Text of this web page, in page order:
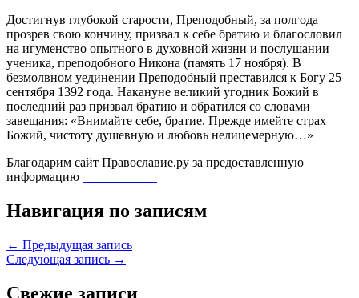
Достигнув глубокой старости, Преподобный, за полгода
прозрев свою кончину, призвал к себе братию и благословил
на игуменство опытного в духовной жизни и послушании
ученика, преподобного Никона (память 17 ноября). В
безмолвном уединении Преподобный преставился к Богу 25
сентября 1392 года. Накануне великий угодник Божий в
последний раз призвал братию и обратился со словами
завещания: «Внимайте себе, братие. Прежде имейте страх
Божий, чистоту душевную и любовь нелицемерную…»
Благодарим сайт Православие.ру за предоставленную
информацию
Навигация по записям
← Предыдущая запись
Следующая запись →
Свежие записи